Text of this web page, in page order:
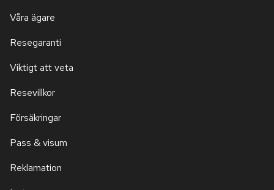
Våra ägare
Resegaranti
Viktigt att veta
Resevillkor
Försäkringar
Pass & visum
Reklamation